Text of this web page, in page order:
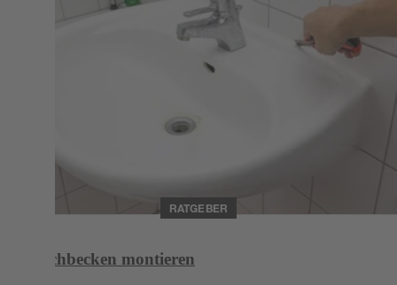
RATGEBER
Waschbecken montieren